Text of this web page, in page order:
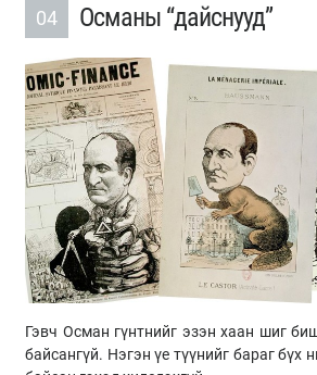
04 Османы “дайснууд”
Гэвч Осман гүнтнийг эзэн хаан шиг
байсангүй. Нэгэн үе түүнийг бараг бүх